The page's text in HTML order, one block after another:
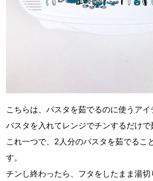
こちらは、パスタを茹でるのに使うアイ
パスタを入れてレンジでチンするだけで
これ一つで、2人分のパスタを茹でるこ
す。
チンし終わったら、フタをしたまま湯